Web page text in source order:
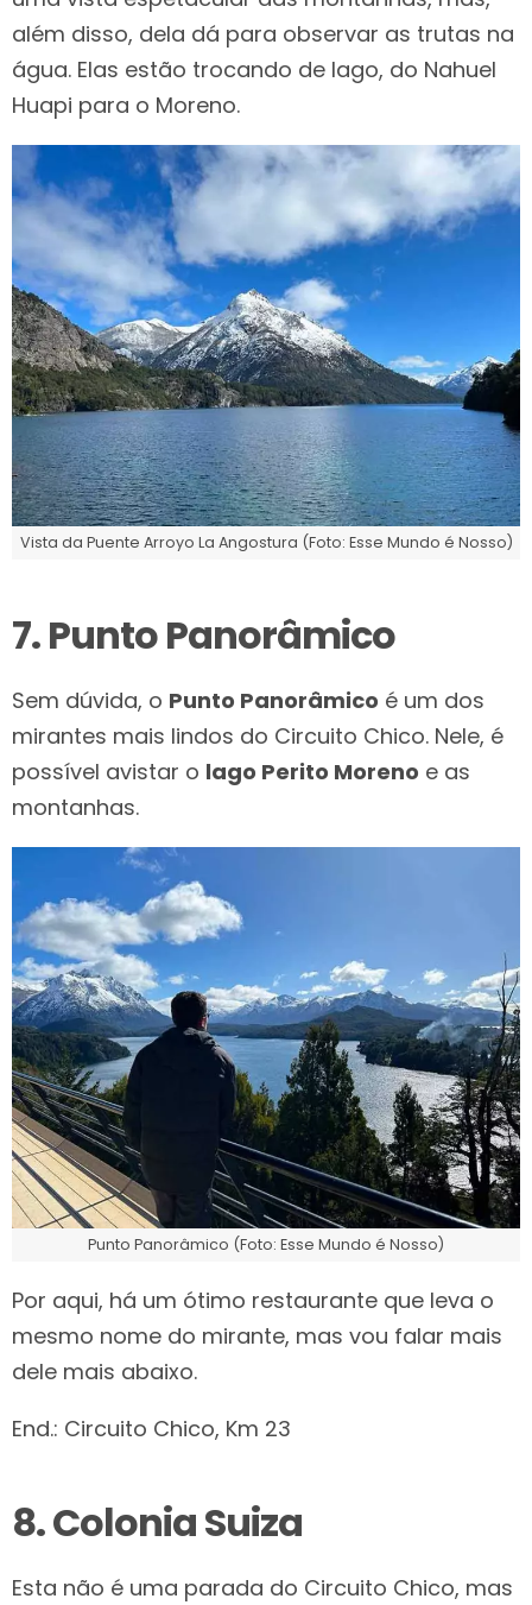
além disso, dela dá para observar as trutas na
água. Elas estão trocando de lago, do Nahuel
Huapi para o Moreno.
Vista da Puente Arroyo La Angostura (Foto: Esse Mundo é Nosso)
7. Punto Panorâmico
Sem dúvida, o Punto Panorâmico é um dos
mirantes mais lindos do Circuito Chico. Nele, é
possível avistar o lago Perito Moreno e as
montanhas.
Punto Panorâmico (Foto: Esse Mundo é Nosso)
Por aqui, há um ótimo restaurante que leva o
mesmo nome do mirante, mas vou falar mais
dele mais abaixo.
End.: Circuito Chico, Km 23
8. Colonia Suiza
Esta não é uma parada do Circuito Chico, mas